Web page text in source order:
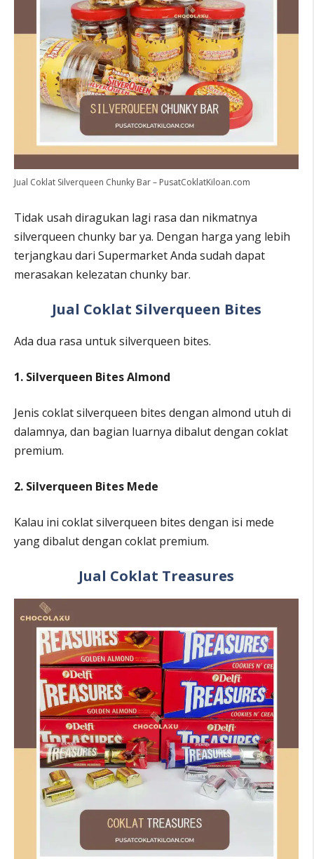
Jual Coklat Silverqueen Chunky Bar – PusatCoklatKiloan.com
Tidak usah diragukan lagi rasa dan nikmatnya
silverqueen chunky bar ya. Dengan harga yang lebih
terjangkau dari Supermarket Anda sudah dapat
merasakan kelezatan chunky bar.
Jual Coklat Silverqueen Bites
Ada dua rasa untuk silverqueen bites.
1. Silverqueen Bites Almond
Jenis coklat silverqueen bites dengan almond utuh di
dalamnya, dan bagian luarnya dibalut dengan coklat
premium.
2. Silverqueen Bites Mede
Kalau ini coklat silverqueen bites dengan isi mede
yang dibalut dengan coklat premium.
Jual Coklat Treasures